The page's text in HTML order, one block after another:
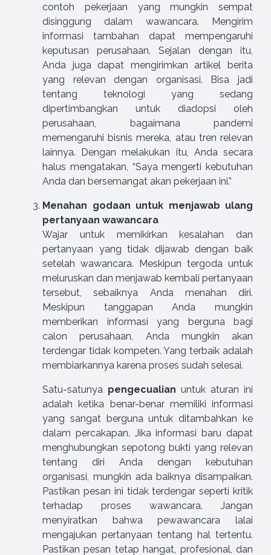
contoh pekerjaan yang mungkin sempat
disinggung dalam wawancara. Mengirim
informasi tambahan dapat mempengaruhi
keputusan perusahaan. Sejalan dengan itu,
Anda juga dapat mengirimkan artikel berita
yang relevan dengan organisasi. Bisa jadi
tentang teknologi yang sedang
dipertimbangkan untuk diadopsi oleh
perusahaan, bagaimana pandemi
memengaruhi bisnis mereka, atau tren relevan
lainnya. Dengan melakukan itu, Anda secara
halus mengatakan, “Saya mengerti kebutuhan
Anda dan bersemangat akan pekerjaan ini.”
Menahan godaan untuk menjawab ulang
pertanyaan wawancara
Wajar untuk memikirkan kesalahan dan
pertanyaan yang tidak dijawab dengan baik
setelah wawancara. Meskipun tergoda untuk
meluruskan dan menjawab kembali pertanyaan
tersebut, sebaiknya Anda menahan diri.
Meskipun tanggapan Anda mungkin
memberikan informasi yang berguna bagi
calon perusahaan, Anda mungkin akan
terdengar tidak kompeten. Yang terbaik adalah
membiarkannya karena proses sudah selesai.
Satu-satunya pengecualian untuk aturan ini
adalah ketika benar-benar memiliki informasi
yang sangat berguna untuk ditambahkan ke
dalam percakapan. Jika informasi baru dapat
menghubungkan sepotong bukti yang relevan
tentang diri Anda dengan kebutuhan
organisasi, mungkin ada baiknya disampaikan.
Pastikan pesan ini tidak terdengar seperti kritik
terhadap proses wawancara. Jangan
menyiratkan bahwa pewawancara lalai
mengajukan pertanyaan tentang hal tertentu.
Pastikan pesan tetap hangat, profesional, dan